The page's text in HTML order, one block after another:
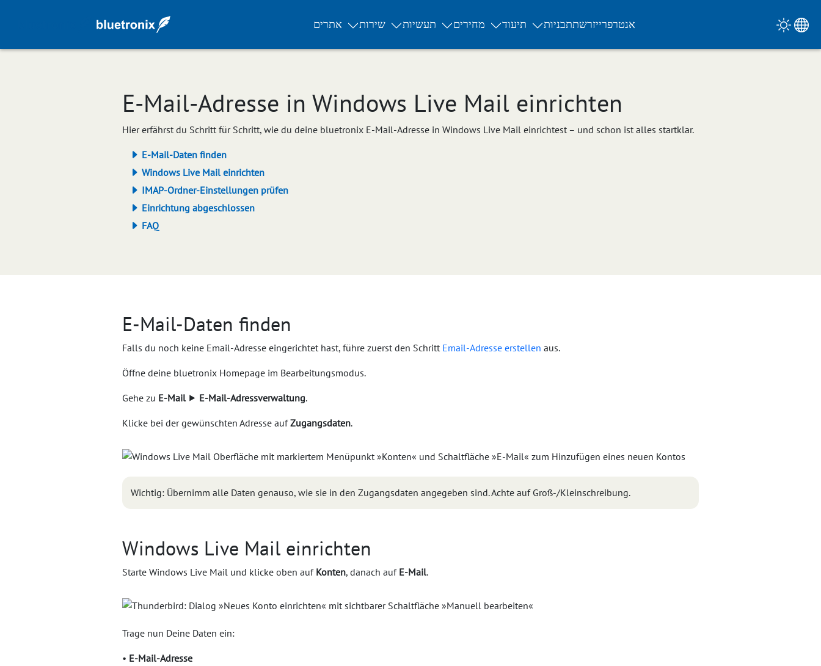
אתרים שירות תעשיות מחירים תיעוד תבניותרשתאנטרפרייז
E‑Mail‑Adresse in Windows Live Mail einrichten
Hier erfährst du Schritt für Schritt, wie du deine bluetronix E-Mail-Adresse in Windows Live Mail einrichtest – und schon ist alles startklar.
E-Mail-Daten finden
Windows Live Mail einrichten
IMAP-Ordner-Einstellungen prüfen
Einrichtung abgeschlossen
FAQ
E-Mail-Daten finden
Falls du noch keine Email-Adresse eingerichtet hast, führe zuerst den Schritt Email-Adresse erstellen aus.
Öffne deine bluetronix Homepage im Bearbeitungsmodus.
Gehe zu E-Mail⯈ E-Mail-Adressverwaltung.
Klicke bei der gewünschten Adresse aufZugangsdaten.
Wichtig: Übernimm alle Daten genauso, wie sie in den Zugangsdaten angegeben sind. Achte auf Groß-/Kleinschreibung.
Windows Live Mail einrichten
Starte Windows Live Mail und klicke oben auf Konten, danach auf E-Mail.
Trage nun Deine Daten ein:
• E-Mail-Adresse